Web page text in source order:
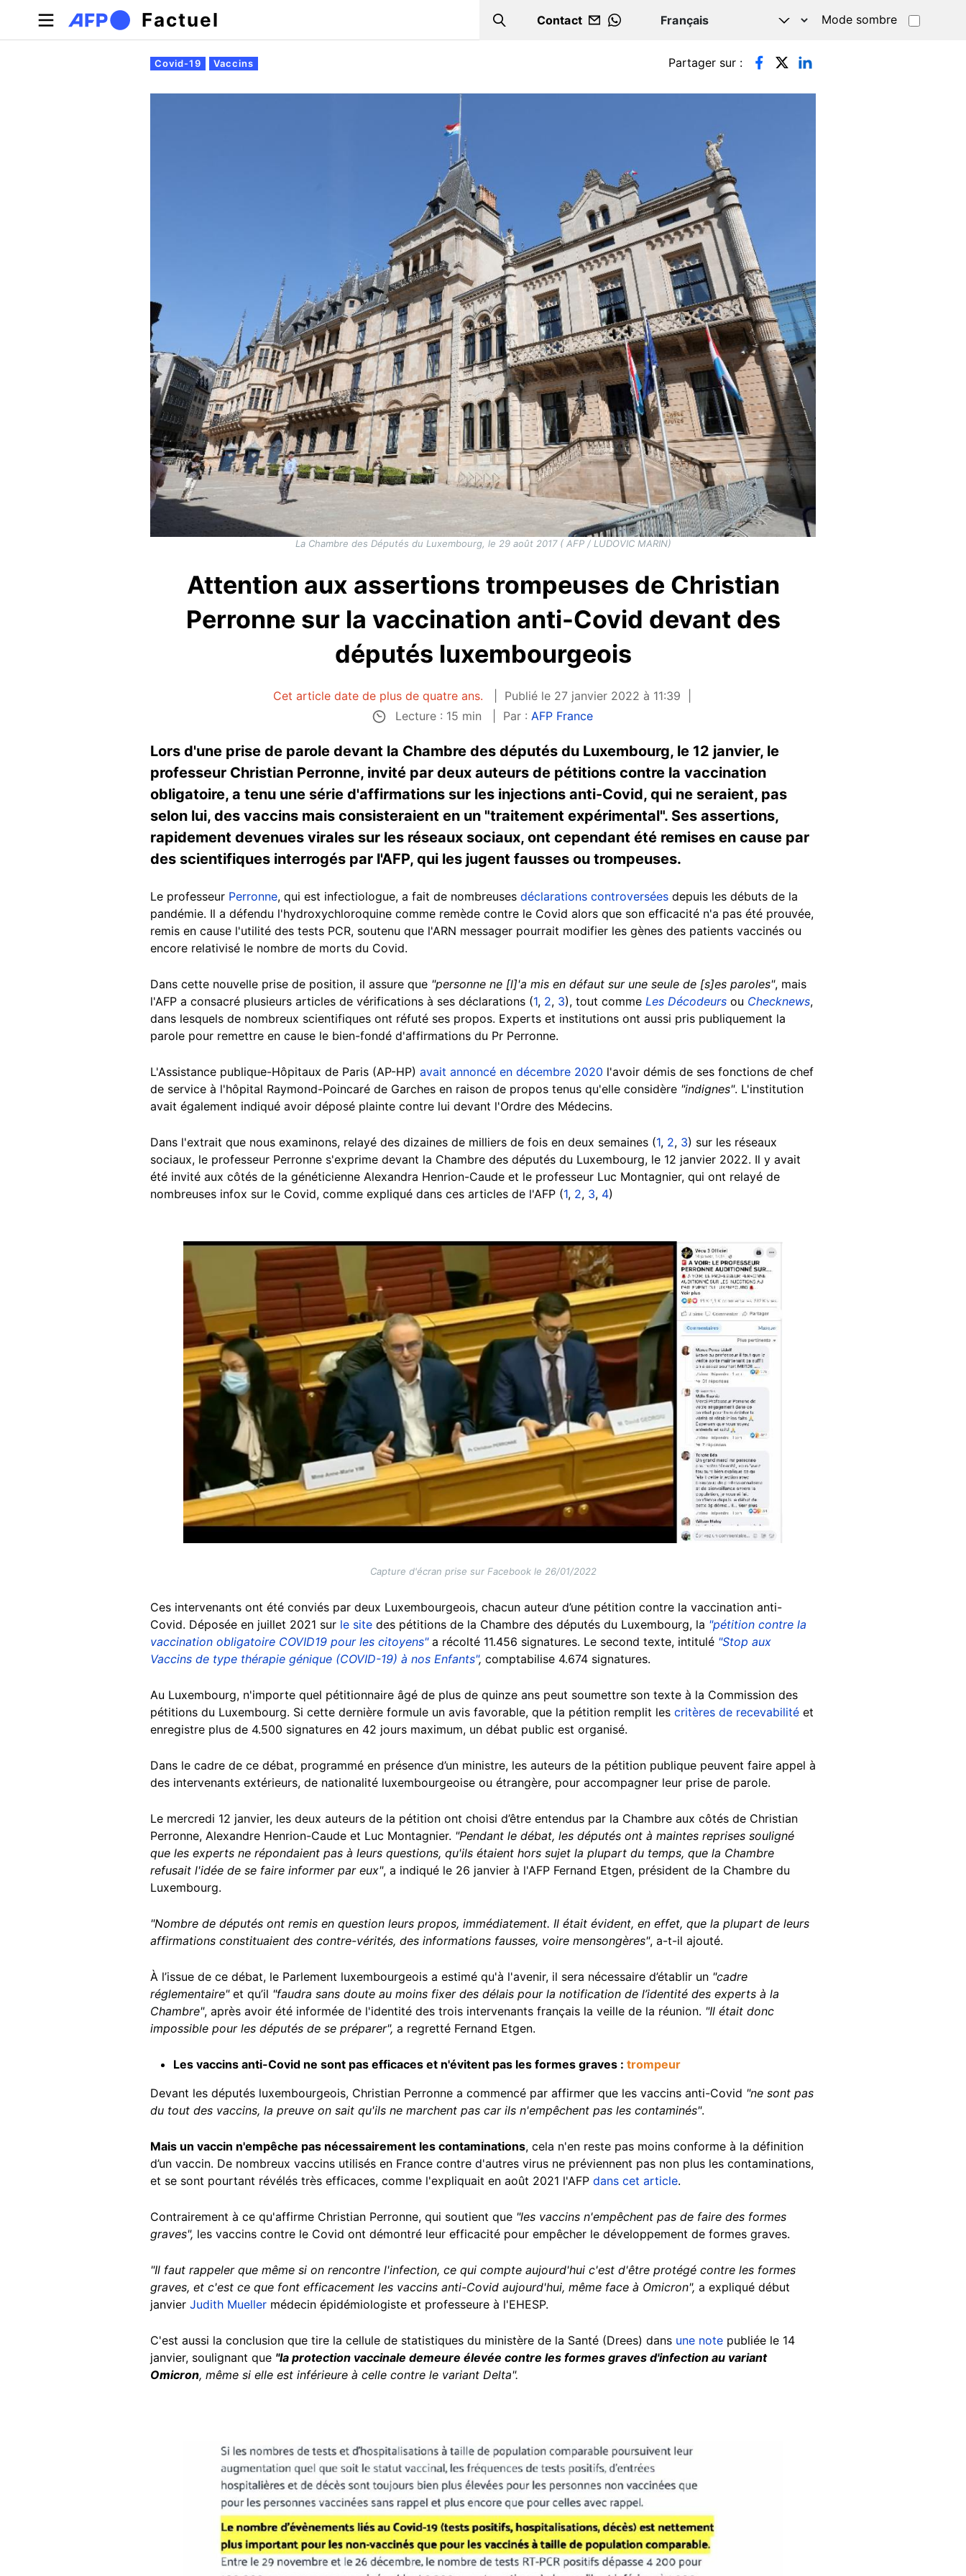
Aller au contenu principal
Factuel Search
Contact
WHATSAPP
Mode sombre
Onglets principaux
Covid-19 Vaccins Partager sur :
La Chambre des Députés du Luxembourg, le 29 août 2017 ( AFP / LUDOVIC MARIN)
Attention aux assertions trompeuses de Christian
Perronne sur la vaccination anti-Covid devant des
députés luxembourgeois
Cet article date de plus de quatre ans.
Publié le 27 janvier 2022 à 11:39
Lecture : 15 min
Par :AFP France
Lors d'une prise de parole devant la Chambre des députés du Luxembourg, le 12 janvier, le
professeur Christian Perronne, invité par deux auteurs de pétitions contre la vaccination
obligatoire, a tenu une série d'affirmations sur les injections anti-Covid, qui ne seraient, pas
selon lui, des vaccins mais consisteraient en un "traitement expérimental". Ses assertions,
rapidement devenues virales sur les réseaux sociaux, ont cependant été remises en cause par
des scientifiques interrogés par l'AFP, qui les jugent fausses ou trompeuses.
Le professeur Perronne, qui est infectiologue, a fait de nombreuses déclarations controversées depuis les débuts de la
pandémie. Il a défendu l'hydroxychloroquine comme remède contre le Covid alors que son efficacité n'a pas été prouvée,
remis en cause l'utilité des tests PCR, soutenu que l'ARN messager pourrait modifier les gènes des patients vaccinés ou
encore relativisé le nombre de morts du Covid.
Dans cette nouvelle prise de position, il assure que "personne ne [l]'a mis en défaut sur une seule de [s]es paroles", mais
l'AFP a consacré plusieurs articles de vérifications à ses déclarations (1, 2, 3), tout comme Les Décodeurs ou Checknews,
dans lesquels de nombreux scientifiques ont réfuté ses propos. Experts et institutions ont aussi pris publiquement la
parole pour remettre en cause le bien-fondé d'affirmations du Pr Perronne.
L'Assistance publique-Hôpitaux de Paris (AP-HP) avait annoncé en décembre 2020 l'avoir démis de ses fonctions de chef
de service à l'hôpital Raymond-Poincaré de Garches en raison de propos tenus qu'elle considère "indignes". L'institution
avait également indiqué avoir déposé plainte contre lui devant l'Ordre des Médecins.
Dans l'extrait que nous examinons, relayé des dizaines de milliers de fois en deux semaines (1, 2, 3) sur les réseaux
sociaux, le professeur Perronne s'exprime devant la Chambre des députés du Luxembourg, le 12 janvier 2022. Il y avait
été invité aux côtés de la généticienne Alexandra Henrion-Caude et le professeur Luc Montagnier, qui ont relayé de
nombreuses infox sur le Covid, comme expliqué dans ces articles de l'AFP (1, 2, 3, 4)
Image
Capture d'écran prise sur Facebook le 26/01/2022
Ces intervenants ont été conviés par deux Luxembourgeois, chacun auteur d’une pétition contre la vaccination anti-
Covid. Déposée en juillet 2021 sur le site des pétitions de la Chambre des députés du Luxembourg, la "pétition contre la
vaccination obligatoire COVID19 pour les citoyens" a récolté 11.456 signatures. Le second texte, intitulé "Stop aux
Vaccins de type thérapie génique (COVID-19) à nos Enfants", comptabilise 4.674 signatures.
Au Luxembourg, n'importe quel pétitionnaire âgé de plus de quinze ans peut soumettre son texte à la Commission des
pétitions du Luxembourg. Si cette dernière formule un avis favorable, que la pétition remplit les critères de recevabilité et
enregistre plus de 4.500 signatures en 42 jours maximum, un débat public est organisé.
Dans le cadre de ce débat, programmé en présence d’un ministre, les auteurs de la pétition publique peuvent faire appel à
des intervenants extérieurs, de nationalité luxembourgeoise ou étrangère, pour accompagner leur prise de parole.
Le mercredi 12 janvier, les deux auteurs de la pétition ont choisi d’être entendus par la Chambre aux côtés de Christian
Perronne, Alexandre Henrion-Caude et Luc Montagnier. "Pendant le débat, les députés ont à maintes reprises souligné
que les experts ne répondaient pas à leurs questions, qu'ils étaient hors sujet la plupart du temps, que la Chambre
refusait l'idée de se faire informer par eux", a indiqué le 26 janvier à l'AFP Fernand Etgen, président de la Chambre du
Luxembourg.
"Nombre de députés ont remis en question leurs propos, immédiatement. Il était évident, en effet, que la plupart de leurs
affirmations constituaient des contre-vérités, des informations fausses, voire mensongères", a-t-il ajouté.
À l’issue de ce débat, le Parlement luxembourgeois a estimé qu'à l'avenir, il sera nécessaire d’établir un "cadre
réglementaire"et qu’il "faudra sans doute au moins fixer des délais pour la notification de l’identité des experts à la
Chambre", après avoir été informée de l'identité des trois intervenants français la veille de la réunion. "Il était donc
impossible pour les députés de se préparer", a regretté Fernand Etgen.
Les vaccins anti-Covid ne sont pas efficaces et n'évitent pas les formes graves : trompeur
Devant les députés luxembourgeois, Christian Perronne a commencé par affirmer que les vaccins anti-Covid "ne sont pas
du tout des vaccins, la preuve on sait qu'ils ne marchent pas car ils n'empêchent pas les contaminés".
Mais un vaccin n'empêche pas nécessairement les contaminations, cela n'en reste pas moins conforme à la définition
d’un vaccin. De nombreux vaccins utilisés en France contre d'autres virus ne préviennent pas non plus les contaminations,
et se sont pourtant révélés très efficaces, comme l'expliquait en août 2021 l'AFP dans cet article.
Contrairement à ce qu'affirme Christian Perronne, qui soutient que "les vaccins n'empêchent pas de faire des formes
graves", les vaccins contre le Covid ont démontré leur efficacité pour empêcher le développement de formes graves.
"Il faut rappeler que même si on rencontre l'infection, ce qui compte aujourd'hui c'est d'être protégé contre les formes
graves, et c'est ce que font efficacement les vaccins anti-Covid aujourd'hui, même face à Omicron", a expliqué début
janvier Judith Mueller médecin épidémiologiste et professeure à l'EHESP.
C'est aussi la conclusion que tire la cellule de statistiques du ministère de la Santé (Drees) dans une note publiée le 14
janvier, soulignant que "la protection vaccinale demeure élevée contre les formes graves d'infection au variant
Omicron, même si elle est inférieure à celle contre le variant Delta".